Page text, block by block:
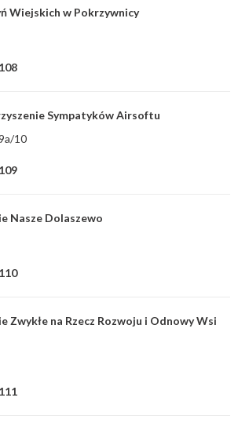
Wiejskich w Pokrzywnicy
Sympatyków Airsoftu
10
Nasze Dolaszewo
Zwykłe na Rzecz Rozwoju i Odnowy Wsi